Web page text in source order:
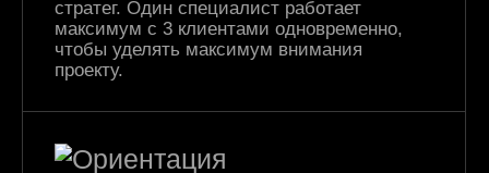
стратег. Один специалист работает
максимум с 3 клиентами одновременно,
чтобы уделять максимум внимания
проекту.